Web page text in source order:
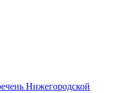
Нижегородской